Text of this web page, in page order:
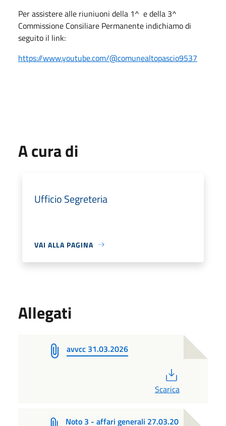
Per assistere alle riuniuoni della 1^ e della 3^
Commissione Consiliare Permanente indichiamo di
seguito il link:
https://www.youtube.com/@comunealtopascio9537
A cura di
Ufficio Segreteria
VAI ALLA PAGINA
Allegati
avvcc 31.03.2026
Scarica
Noto 3 - affari generali 27.03.20